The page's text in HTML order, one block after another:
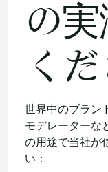
の
く
世界中のブラン
モデレーターな
の用途で当社が
い：